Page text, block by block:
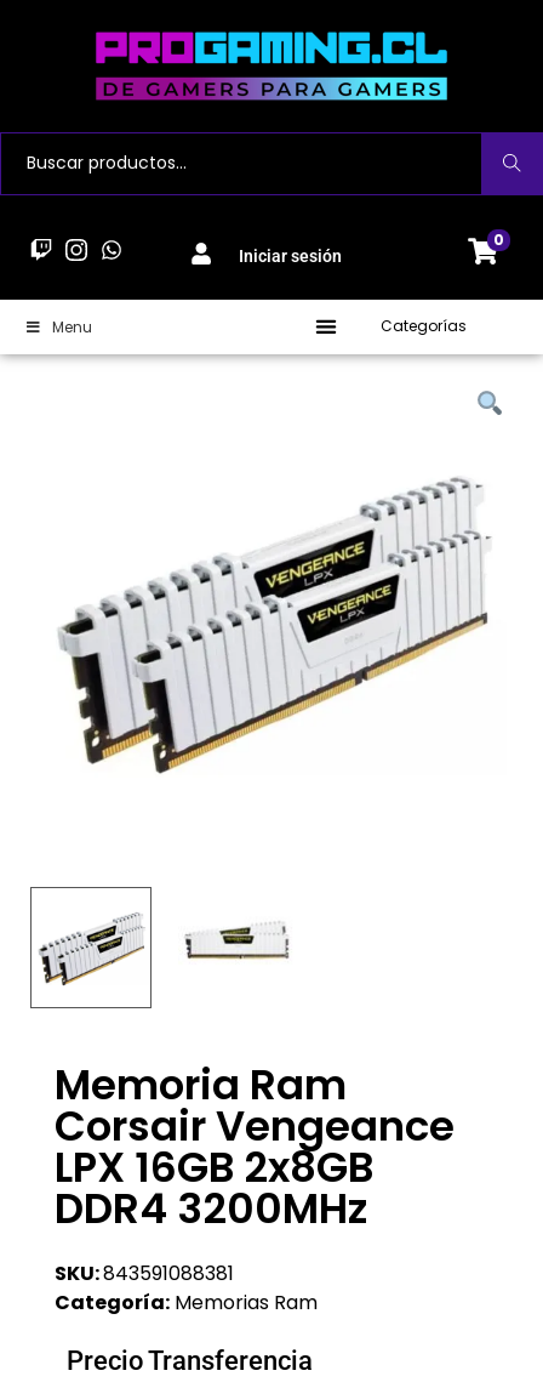
Buscar
Iniciar sesión
0
Menu Categorías
Memoria Ram
Corsair Vengeance
LPX 16GB 2x8GB
DDR4 3200MHz
SKU:843591088381
Categoría: Memorias Ram
Precio Transferencia